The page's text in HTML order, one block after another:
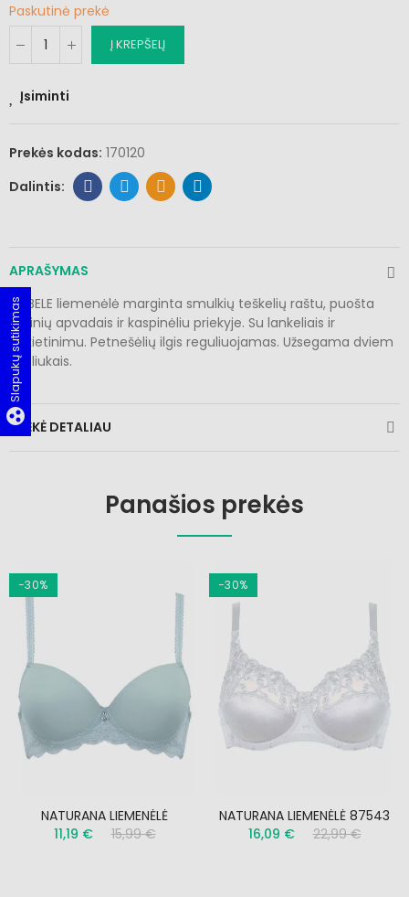
Paskutinė prekė
Į KREPŠELĮ
Įsiminti
Prekės kodas: 170120
APRAŠYMAS
CYBELE liemenėlė marginta smulkių teškelių raštu, puošta
nėrinių apvadais ir kaspinėliu priekyje. Su lankeliais ir
pakietinimu. Petnešėlių ilgis reguliuojamas. Užsegama dviem
kabliukais.
PREKĖ DETALIAU
Panašios prekės
−30%
NATURANA LIEMENĖLĖ
11,19 €
15,99 €
−30%
NATURANA LIEMENĖLĖ 87543
16,09 €
22,99 €
group_work
Slapukų sutikimas